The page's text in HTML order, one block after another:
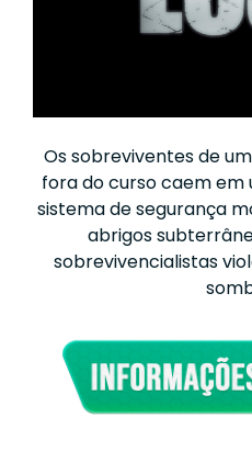
Os sobreviventes de
fora do curso caem em
sistema de segurança
abrigos
sobrevivencialistas